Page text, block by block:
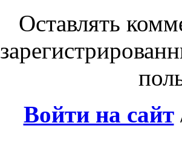
Оставлять
Войти на сайт